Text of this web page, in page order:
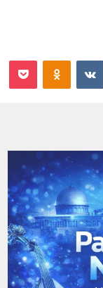
‏VKontakte
Odnoklassniki
‫Pocket